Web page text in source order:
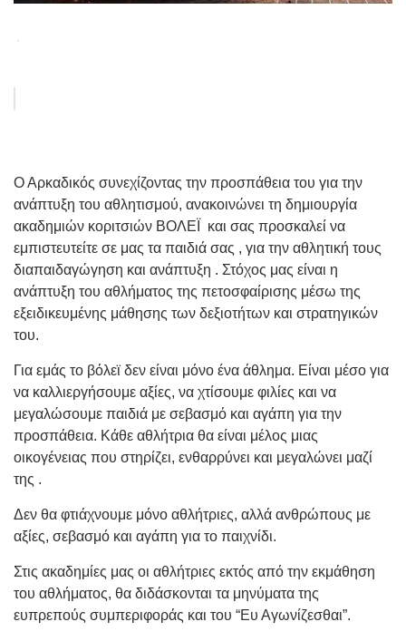
Ο Αρκαδικός συνεχίζοντας την προσπάθεια του για την
ανάπτυξη του αθλητισμού, ανακοινώνει τη δημιουργία
ακαδημιών κοριτσιών ΒΟΛΕΪ και σας προσκαλεί να
εμπιστευτείτε σε μας τα παιδιά σας , για την αθλητική τους
διαπαιδαγώγηση και ανάπτυξη . Στόχος μας είναι η
ανάπτυξη του αθλήματος της πετοσφαίρισης μέσω της
εξειδικευμένης μάθησης των δεξιοτήτων και στρατηγικών
του.
Για εμάς το βόλεϊ δεν είναι μόνο ένα άθλημα. Είναι μέσο για
να καλλιεργήσουμε αξίες, να χτίσουμε φιλίες και να
μεγαλώσουμε παιδιά με σεβασμό και αγάπη για την
προσπάθεια. Κάθε αθλήτρια θα είναι μέλος μιας
οικογένειας που στηρίζει, ενθαρρύνει και μεγαλώνει μαζί
της .
Δεν θα φτιάχνουμε μόνο αθλήτριες, αλλά ανθρώπους με
αξίες, σεβασμό και αγάπη για το παιχνίδι.
Στις ακαδημίες μας οι αθλήτριες εκτός από την εκμάθηση
του αθλήματος, θα διδάσκονται τα μηνύματα της
ευπρεπούς συμπεριφοράς και του “Ευ Αγωνίζεσθαι”.